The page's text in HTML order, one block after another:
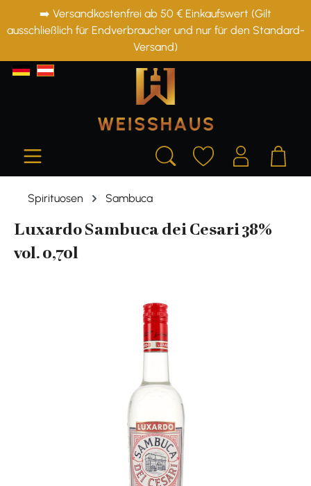
springen
➡️ Versandkostenfrei ab 50 € Einkaufswert (Gilt
ausschließlich für Endverbraucher und nur für den Standard-
Versand)
Spirituosen Sambuca
Luxardo Sambuca dei Cesari 38%
vol. 0,70l